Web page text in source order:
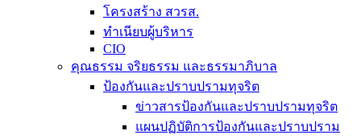
โครงสร้าง สวรส.
ทำเนียบผู้บริหาร
CIO
คุณธรรม จริยธรรม และธรรมาภิบาล
ป้องกันและปราบปรามทุจริต
ข่าวสารป้องกันและปราบปรามทุจริต
แผนปฏิบัติการป้องกันและปราบปราม